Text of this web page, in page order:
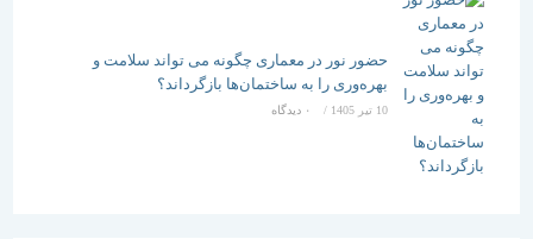
حضور نور در معماری چگونه می تواند سلامت و
بهره‌وری را به ساختمان‌ها بازگرداند؟
/ ۰ دیدگاه